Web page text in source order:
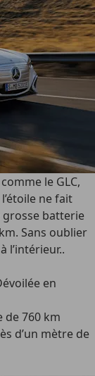
le GLC,
ne fait
batterie
Sans oublier
l’intérieur..
en
de 760 km
d’un mètre de